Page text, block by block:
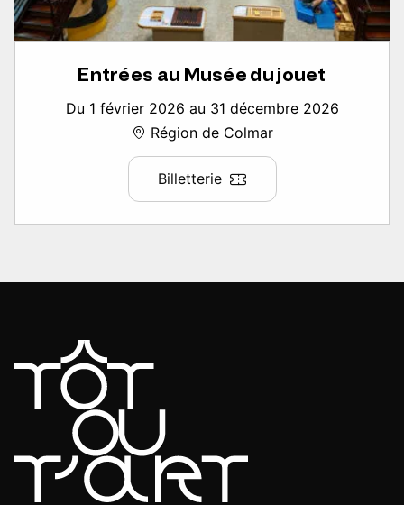
Entrées au Musée du jouet
Du 1 février 2026 au 31 décembre 2026
Région de Colmar
Billetterie